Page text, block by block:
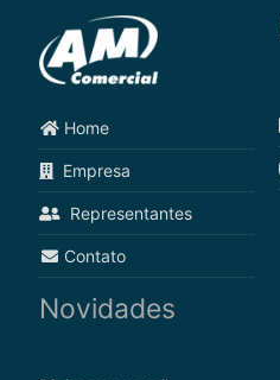
Home
Empresa
Representantes
Contato
Novidades